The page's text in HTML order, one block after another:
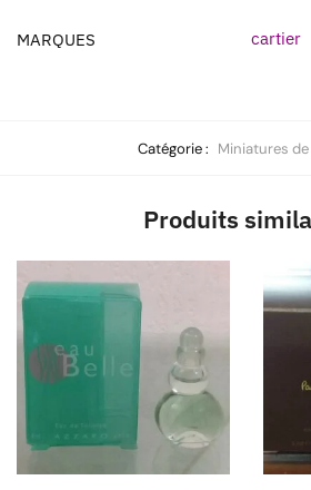
MARQUES cartier
Catégorie : Miniatures
Produits